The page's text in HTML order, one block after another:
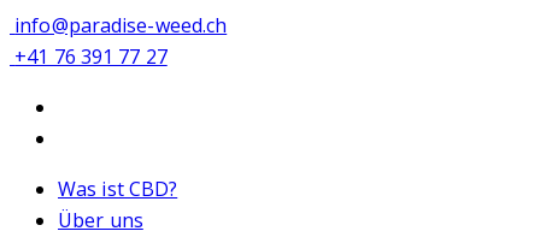
info@paradise-weed.ch
+41 76 391 77 27
Was ist CBD?
Über uns